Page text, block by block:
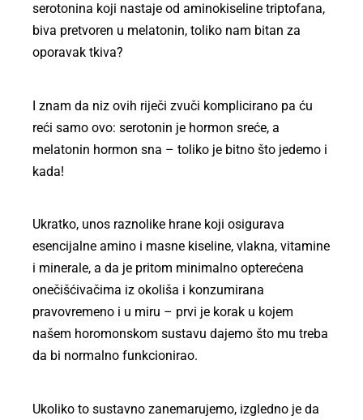
serotonina koji nastaje od aminokiseline triptofana,
biva pretvoren u melatonin, toliko nam bitan za
oporavak tkiva?
I znam da niz ovih riječi zvuči komplicirano pa ću
reći samo ovo: serotonin je hormon sreće, a
melatonin hormon sna – toliko je bitno što jedemo i
kada!
Ukratko, unos raznolike hrane koji osigurava
esencijalne amino i masne kiseline, vlakna, vitamine
i minerale, a da je pritom minimalno opterećena
onečišćivačima iz okoliša i konzumirana
pravovremeno i u miru – prvi je korak u kojem
našem horomonskom sustavu dajemo što mu treba
da bi normalno funkcionirao.
Ukoliko to sustavno zanemarujemo, izgledno je da